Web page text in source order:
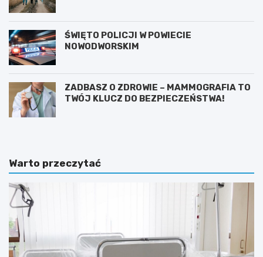
ŚWIĘTO POLICJI W POWIECIE
NOWODWORSKIM
ZADBASZ O ZDROWIE – MAMMOGRAFIA TO
TWÓJ KLUCZ DO BEZPIECZEŃSTWA!
Warto przeczytać